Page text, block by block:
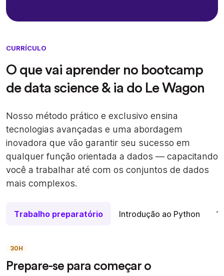
CURRÍCULO
O que vai aprender no bootcamp
de data science & ia do Le Wagon
Nosso método prático e exclusivo ensina
tecnologias avançadas e uma abordagem
inovadora que vão garantir seu sucesso em
qualquer função orientada a dados — capacitando
você a trabalhar até com os conjuntos de dados
mais complexos.
Trabalho preparatório Introdução ao Python
30H
Prepare-se para começar o